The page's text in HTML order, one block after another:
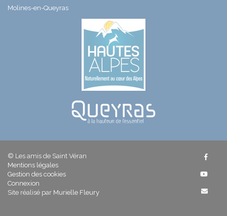
Molines-en-Queyras
© Les amis de Saint Véran
Mentions légales
Gestion des cookies
Connexion
Site réalisé par Murielle Fleury